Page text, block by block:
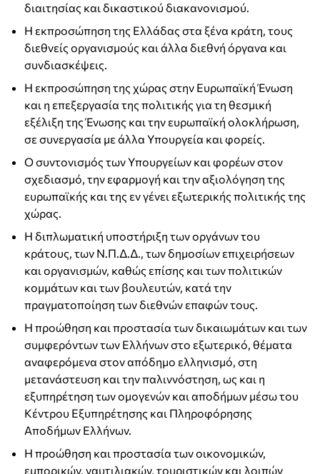
διαιτησίας και δικαστικού διακανονισμού.
Η εκπροσώπηση της Ελλάδας στα ξένα κράτη, τους
διεθνείς οργανισμούς και άλλα διεθνή όργανα και
συνδιασκέψεις.
Η εκπροσώπηση της χώρας στην Ευρωπαϊκή Ένωση
και η επεξεργασία της πολιτικής για τη θεσμική
εξέλιξη της Ένωσης και την ευρωπαϊκή ολοκλήρωση,
σε συνεργασία με άλλα Υπουργεία και φορείς.
Ο συντονισμός των Υπουργείων και φορέων στον
σχεδιασμό, την εφαρμογή και την αξιολόγηση της
ευρωπαϊκής και της εν γένει εξωτερικής πολιτικής της
χώρας.
Η διπλωματική υποστήριξη των οργάνων του
κράτους, των Ν.Π.Δ.Δ., των δημοσίων επιχειρήσεων
και οργανισμών, καθώς επίσης και των πολιτικών
κομμάτων και των βουλευτών, κατά την
πραγματοποίηση των διεθνών επαφών τους.
Η προώθηση και προστασία των δικαιωμάτων και των
συμφερόντων των Ελλήνων στο εξωτερικό, θέματα
αναφερόμενα στον απόδημο ελληνισμό, στη
μετανάστευση και την παλιννόστηση, ως και η
εξυπηρέτηση των ομογενών και αποδήμων μέσω του
Κέντρου Εξυπηρέτησης και Πληροφόρησης
Αποδήμων Ελλήνων.
Η προώθηση και προστασία των οικονομικών,
εμπορικών, ναυτιλιακών, τουριστικών και λοιπών